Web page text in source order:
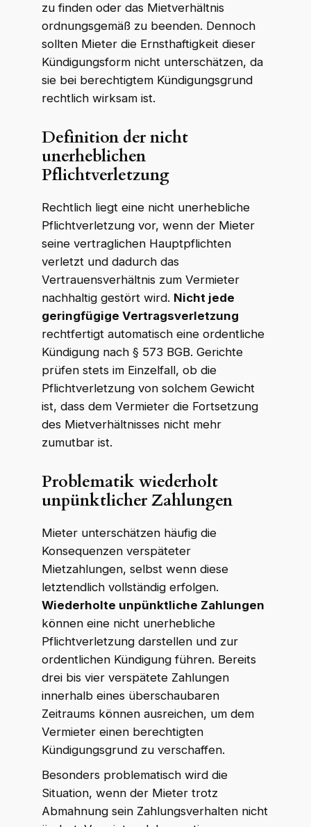
zu finden oder das Mietverhältnis
ordnungsgemäß zu beenden. Dennoch
sollten Mieter die Ernsthaftigkeit dieser
Kündigungsform nicht unterschätzen, da
sie bei berechtigtem Kündigungsgrund
rechtlich wirksam ist.
Definition der nicht
unerheblichen
Pflichtverletzung
Rechtlich liegt eine nicht unerhebliche
Pflichtverletzung vor, wenn der Mieter
seine vertraglichen Hauptpflichten
verletzt und dadurch das
Vertrauensverhältnis zum Vermieter
nachhaltig gestört wird. Nicht jede
geringfügige Vertragsverletzung
rechtfertigt automatisch eine ordentliche
Kündigung nach § 573 BGB. Gerichte
prüfen stets im Einzelfall, ob die
Pflichtverletzung von solchem Gewicht
ist, dass dem Vermieter die Fortsetzung
des Mietverhältnisses nicht mehr
zumutbar ist.
Problematik wiederholt
unpünktlicher Zahlungen
Mieter unterschätzen häufig die
Konsequenzen verspäteter
Mietzahlungen, selbst wenn diese
letztendlich vollständig erfolgen.
Wiederholte unpünktliche Zahlungen
können eine nicht unerhebliche
Pflichtverletzung darstellen und zur
ordentlichen Kündigung führen. Bereits
drei bis vier verspätete Zahlungen
innerhalb eines überschaubaren
Zeitraums können ausreichen, um dem
Vermieter einen berechtigten
Kündigungsgrund zu verschaffen.
Besonders problematisch wird die
Situation, wenn der Mieter trotz
Abmahnung sein Zahlungsverhalten nicht